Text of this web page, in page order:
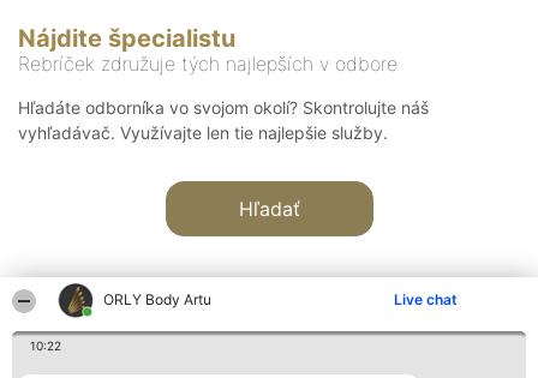
ORLY Body Artu Live chat
10:22
Nájdite špecialistu
Rebríček združuje tých najlepších v odbore
Hľadáte odborníka vo svojom okolí? Skontrolujte náš
vyhľadávač. Využívajte len tie najlepšie služby.
Hľadať